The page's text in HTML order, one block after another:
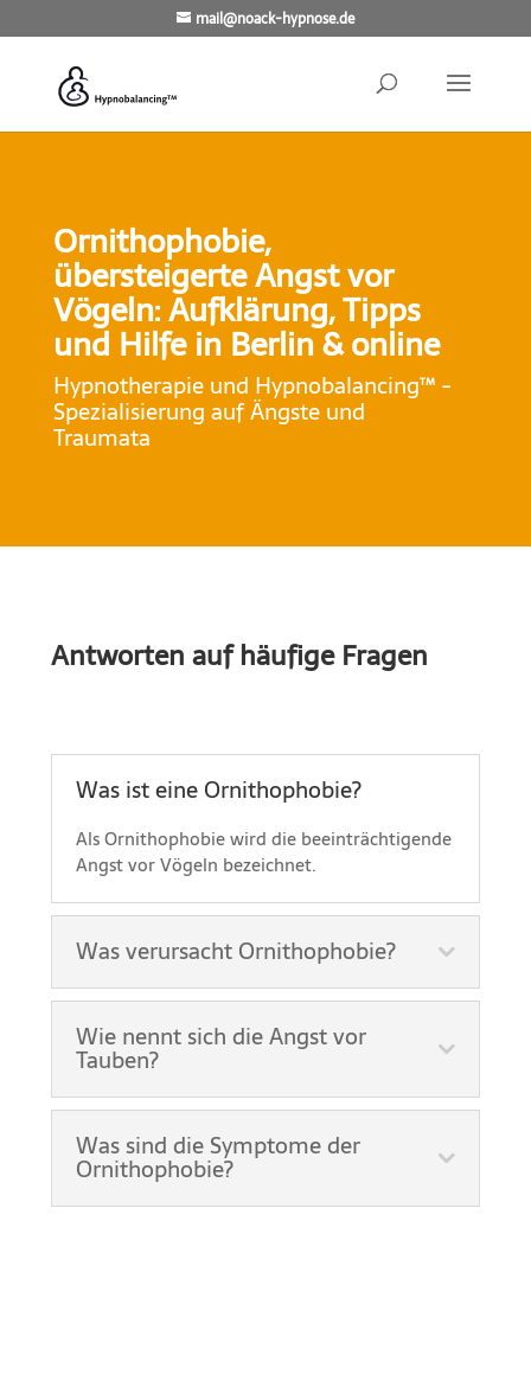
mail@noack-hypnose.de
Ornithophobie,
übersteigerte Angst vor
Vögeln: Aufklärung, Tipps
und Hilfe in Berlin & online
Hypnotherapie und Hypnobalancing™ -
Spezialisierung auf Ängste und
Traumata
Antworten auf häufige Fragen
Was ist eine Ornithophobie?
Als Ornithophobie wird die beeinträchtigende
Angst vor Vögeln bezeichnet.
Was verursacht Ornithophobie?
Wie nennt sich die Angst vor
Tauben?
Was sind die Symptome der
Ornithophobie?